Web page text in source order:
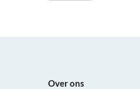
Over ons